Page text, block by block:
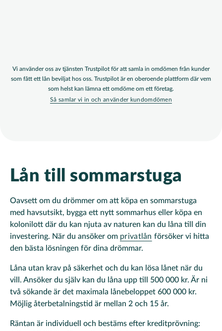
Vi använder oss av tjänsten Trustpilot för att samla in omdömen från kunder
som fått ett lån beviljat hos oss. Trustpilot är en oberoende plattform där vem
som helst kan lämna ett omdöme om ett företag.
Så samlar vi in och använder kundomdömen
Lån till sommarstuga
Oavsett om du drömmer om att köpa en sommarstuga
med havsutsikt, bygga ett nytt sommarhus eller köpa en
kolonilott där du kan njuta av naturen kan du låna till din
investering. När du ansöker om privatlån försöker vi hitta
den bästa lösningen för dina drömmar.
Låna utan krav på säkerhet och du kan lösa lånet när du
vill. Ansöker du själv kan du låna upp till 500 000 kr. Är ni
två sökande är det maximala lånebeloppet 600 000 kr.
Möjlig återbetalningstid är mellan 2 och 15 år.
Räntan är individuell och bestäms efter kreditprövning: